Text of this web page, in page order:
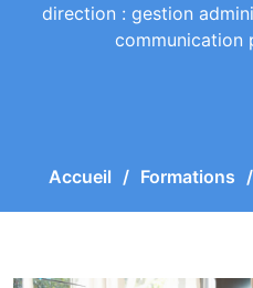
direction : gestion
communication
Accueil Formations